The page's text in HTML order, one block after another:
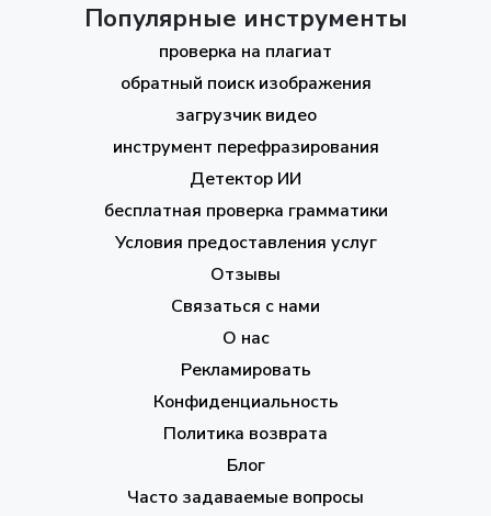
Популярные инструменты
проверка на плагиат
обратный поиск изображения
загрузчик видео
инструмент перефразирования
Детектор ИИ
бесплатная проверка грамматики
Условия предоставления услуг
Отзывы
Связаться с нами
О нас
Рекламировать
Конфиденциальность
Политика возврата
Блог
Часто задаваемые вопросы